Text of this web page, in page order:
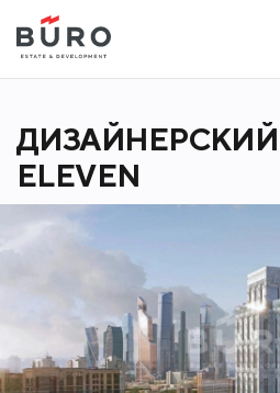
ELEVEN